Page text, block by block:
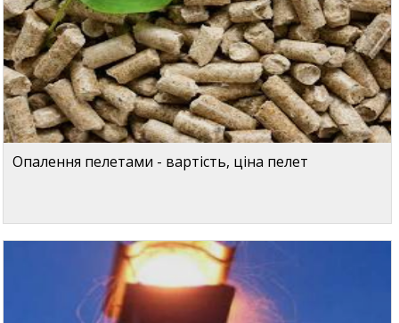
Опалення пелетами - вартість, ціна пелет